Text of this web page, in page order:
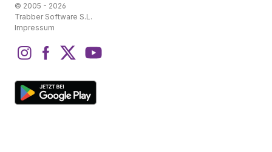
© 2005 - 2026
Trabber Software S.L.
Impressum